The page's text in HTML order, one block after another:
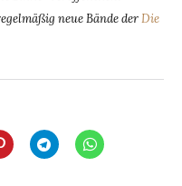
neue Bände derDie